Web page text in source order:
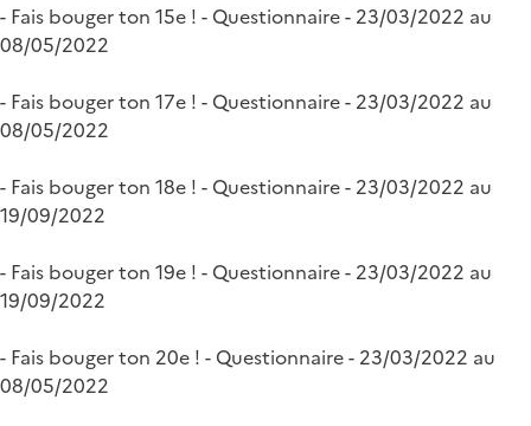
- Fais bouger ton 15e ! - Questionnaire - 23/03/2022 au
08/05/2022
- Fais bouger ton 17e ! - Questionnaire - 23/03/2022 au
08/05/2022
- Fais bouger ton 18e ! - Questionnaire - 23/03/2022 au
19/09/2022
- Fais bouger ton 19e ! - Questionnaire - 23/03/2022 au
19/09/2022
- Fais bouger ton 20e ! - Questionnaire - 23/03/2022 au
08/05/2022